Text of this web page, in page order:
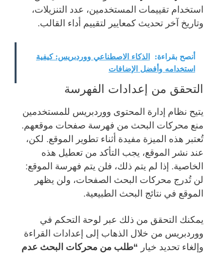
استخدام تقييمات المستخدمين، عدد التنزيلات،
وتاريخ آخر تحديث كمعايير لتقييم أداء القالب.
أنصح بقراءة: الذكاء الاصطناعي ووردبريس: كيفية
استخدامه وأفضل الإضافات
التحقق من إعدادات الفهرسة
يتيح نظام إدارة المحتوى ووردبريس للمستخدمين
منع محركات البحث من فهرسة صفحات موقعهم.
تُعتبر هذه الميزة مفيدة أثناء تطوير الموقع. لكن،
عند نشر الموقع، يجب التأكد من تعطيل هذه
الخاصية. إذا لم يتم ذلك، فلن يتم فهرسة الموقع:
لن تُدرج محركات البحث الصفحات، ولن يظهر
الموقع في نتائج البحث الطبيعية.
يمكنك التحقق من ذلك عبر لوحة التحكم في
ووردبريس من خلال الذهاب إلى إعدادات القراءة
وإلغاء تحديد خيار “طلب من محركات البحث عدم